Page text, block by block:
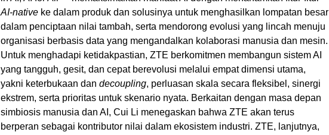
AI-native ke dalam produk dan solusinya untuk menghasilkan lompatan besar
dalam penciptaan nilai tambah, serta mendorong evolusi yang lincah menuju
organisasi berbasis data yang mengandalkan kolaborasi manusia dan mesin.
Untuk menghadapi ketidakpastian, ZTE berkomitmen membangun sistem AI
yang tangguh, gesit, dan cepat berevolusi melalui empat dimensi utama,
yakni keterbukaan dan decoupling, perluasan skala secara fleksibel, sinergi
ekstrem, serta prioritas untuk skenario nyata. Berkaitan dengan masa depan
simbiosis manusia dan AI, Cui Li menegaskan bahwa ZTE akan terus
berperan sebagai kontributor nilai dalam ekosistem industri. ZTE, lanjutnya,